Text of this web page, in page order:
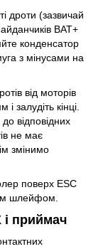
дроти (зазвичай
BAT+
конденсатор
з мінусами на
від моторів
залудіть кінці.
відповідних
не має
змінимо
поверх ESC
шлейфом.
і приймач